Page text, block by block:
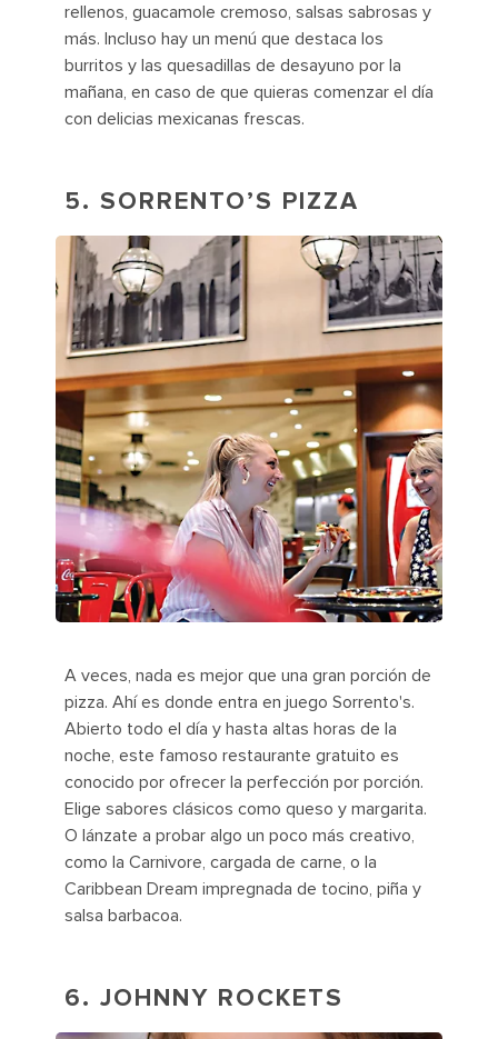
rellenos, guacamole cremoso, salsas sabrosas y
más. Incluso hay un menú que destaca los
burritos y las quesadillas de desayuno por la
mañana, en caso de que quieras comenzar el día
con delicias mexicanas frescas.
5. SORRENTO’S PIZZA
A veces, nada es mejor que una gran porción de
pizza. Ahí es donde entra en juego Sorrento's.
Abierto todo el día y hasta altas horas de la
noche, este famoso restaurante gratuito es
conocido por ofrecer la perfección por porción.
Elige sabores clásicos como queso y margarita.
O lánzate a probar algo un poco más creativo,
como la Carnivore, cargada de carne, o la
Caribbean Dream impregnada de tocino, piña y
salsa barbacoa.
6. JOHNNY ROCKETS